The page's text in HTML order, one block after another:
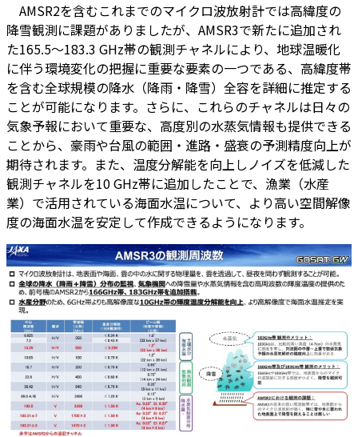
AMSR2を含むこれまでのマイクロ波放射計では高緯度の
降雪観測に課題がありましたが、AMSR3で新たに追加され
た165.5～183.3 GHz帯の観測チャネルにより、地球温暖化
に伴う環境変化の把握に重要な要素の一つである、高緯度帯
を含む全球規模の降水（降雨・降雪）全容を詳細に推定する
ことが可能になります。さらに、これらのチャネルは日々の
気象予報において重要な、高度別の水蒸気情報も提供できる
ことから、豪雨や台風の範囲・進路・盛衰の予測精度向上が
期待されます。また、温度分解能を向上しノイズを低減した
観測チャネルを10 GHz帯に追加したことで、漁業（水産
業）で活用されている海面水温について、より高い空間解像
度の海面水温を安定して作成できるようになります。